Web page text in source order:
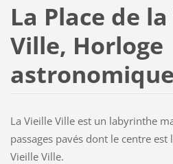
La Place de
Ville, Horloge
astronomique
La Vieille Ville est un labyrinthe
passages pavés dont le centre est
Vieille Ville.